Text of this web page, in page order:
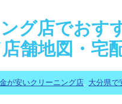
グ店でおす
舗地図・宅
が安いクリーニング店, 大分県で